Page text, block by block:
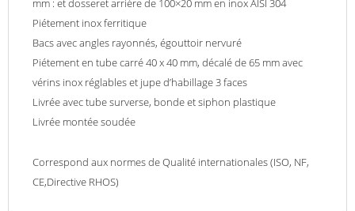
mm : et dosseret arrière de 100×20 mm en inox AISI 304
Piétement inox ferritique
Bacs avec angles rayonnés, égouttoir nervuré
Piétement en tube carré 40 x 40 mm, décalé de 65 mm avec
vérins inox réglables et jupe d’habillage 3 faces
Livrée avec tube surverse, bonde et siphon plastique
Livrée montée soudée
Correspond aux normes de Qualité internationales (ISO, NF,
CE,Directive RHOS)